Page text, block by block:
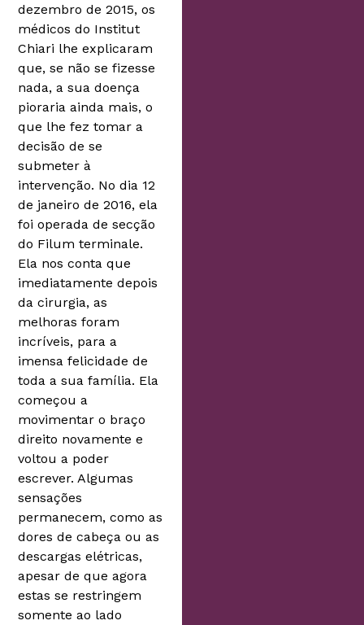
dezembro de 2015, os
médicos do Institut
Chiari lhe explicaram
que, se não se fizesse
nada, a sua doença
pioraria ainda mais, o
que lhe fez tomar a
decisão de se
submeter à
intervenção. No dia 12
de janeiro de 2016, ela
foi operada de secção
do Filum terminale.
Ela nos conta que
imediatamente depois
da cirurgia, as
melhoras foram
incríveis, para a
imensa felicidade de
toda a sua família. Ela
começou a
movimentar o braço
direito novamente e
voltou a poder
escrever. Algumas
sensações
permanecem, como as
dores de cabeça ou as
descargas elétricas,
apesar de que agora
estas se restringem
somente ao lado